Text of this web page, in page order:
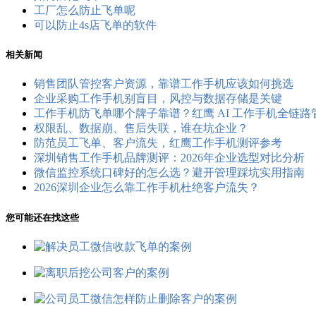
工厂怎么防止飞单呢
可以防止4s店飞单的软件
相关新闻
销售团队管控客户资源，靠谱工作手机应该如何挑选
企业采购工作手机别盲目，风控与数据存储是关键
工作手机防飞单哪个牌子靠谱？红鹰 AI 工作手机全链路
权限乱、数据崩、售后失联，谁在坑企业？
防范员工飞单、客户流失，红鹰工作手机测评参考
深圳销售工作手机品牌测评：2026年企业选型对比分析
微信监控系统口碑好的怎么选？避开管理踩坑实用指南
2026深圳企业怎么靠工作手机杜绝客户流失？
您可能还在找这些